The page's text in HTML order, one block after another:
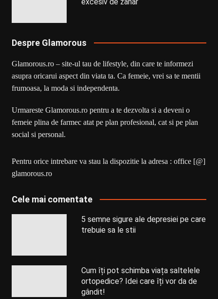
Despre Glamorous
Glamorous.ro – site-ul tau de lifestyle, din care te informezi
asupra oricarui aspect din viata ta. Ca femeie, vrei sa te mentii
frumoasa, la moda si independenta.
Urmareste Glamorous.ro pentru a te dezvolta si a deveni o
femeie plina de farmec atat pe plan profesional, cat si pe plan
social si personal.
Pentru orice intrebare va stau la dispozitie la adresa : office [@]
glamorous.ro
Cele mai comentate
5 semne sigure ale depresiei pe care
trebuie sa le stii
Cum îți pot schimba viața saltelele
ortopedice? Idei care îți vor da de
gândit!